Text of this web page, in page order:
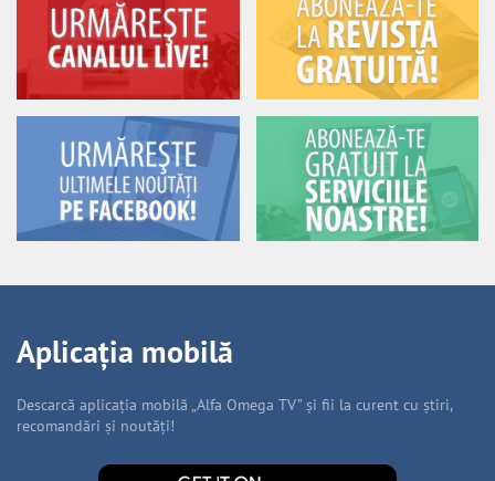
Aplicația mobilă
Descarcă aplicația mobilă „Alfa Omega TV” și fii la curent cu știri,
recomandări și noutăți!